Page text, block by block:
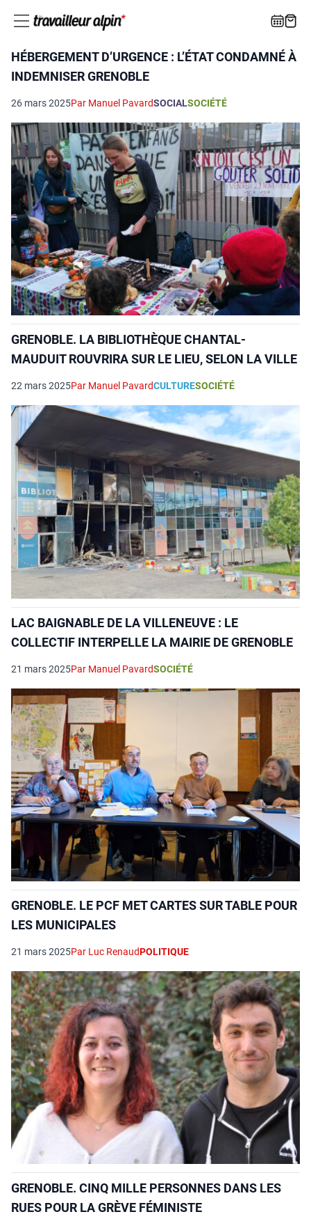
HÉBERGEMENT D’URGENCE : L’ÉTAT CONDAMNÉ À
INDEMNISER GRENOBLE
26 mars 2025Par Manuel PavardSOCIALSOCIÉTÉ
GRENOBLE. LA BIBLIOTHÈQUE CHANTAL-
MAUDUIT ROUVRIRA SUR LE LIEU, SELON LA VILLE
22 mars 2025Par Manuel PavardCULTURESOCIÉTÉ
LAC BAIGNABLE DE LA VILLENEUVE : LE
COLLECTIF INTERPELLE LA MAIRIE DE GRENOBLE
21 mars 2025Par Manuel PavardSOCIÉTÉ
GRENOBLE. LE PCF MET CARTES SUR TABLE POUR
LES MUNICIPALES
21 mars 2025Par Luc RenaudPOLITIQUE
GRENOBLE. CINQ MILLE PERSONNES DANS LES
RUES POUR LA GRÈVE FÉMINISTE